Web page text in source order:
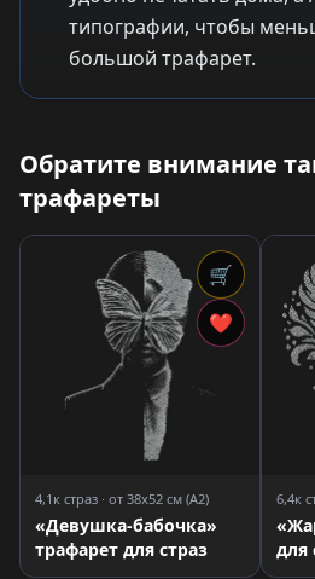
типографии, чтобы
большой трафарет.
Обратите внимание
трафареты
🛒
❤
4,1к страз · от 38x52 см (A2)
«Девушка-бабочка»
трафарет для страз
6,4к
для